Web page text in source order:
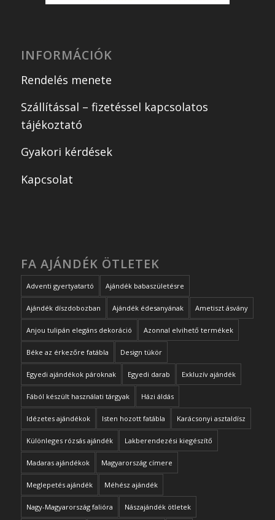
INFORMÁCIÓK
Rendelés menete
Szállítással – fizetéssel kapcsolatos
tájékoztató
Gyakori kérdések
Kapcsolat
FA AJÁNDÉK ÖTLETEK
Adventi gyertyatartó Ajándék babaszületésre
Ajándék díszdobozban Ajándék édesanyának Ametiszt ásvány
Anjou tulipán elegáns dekoráció Azonnal elvihető termékek
Béke az érkezőre fatábla Design tükör
Egyedi ajándékok pároknak Egyedi darab Exkluzív ajándék
Fából készült használati tárgyak Házi áldás
Idézetes ajándékok Isten hozott fatábla Karácsonyi asztaldísz
Különleges rózsás ajándék Lakberendezési kiegészítő
Madaras ajándékok Magyarország címere
Meglepetés ajándék Méhész ajándék
Nagy-Magyarország falióra Nászajándék ötletek